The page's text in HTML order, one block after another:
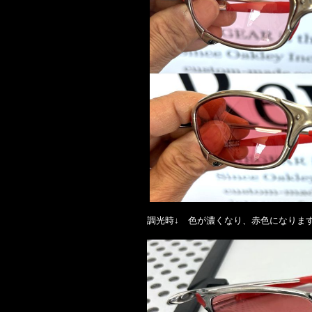
調光時↓ 色が濃くなり、赤色になりま